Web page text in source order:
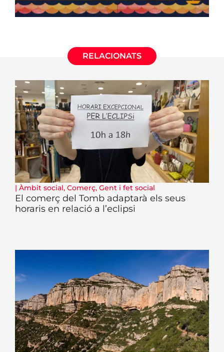
RELACIONATS
| Àmbit social, Comerç, Gent i fet social
El comerç del Tomb adaptarà els seus
horaris en relació a l’eclipsi